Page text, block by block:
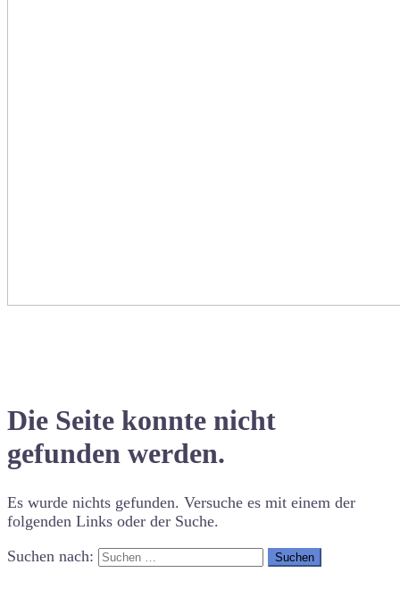
Die Seite konnte nicht
gefunden werden.
Es wurde nichts gefunden. Versuche es mit einem der
folgenden Links oder der Suche.
Suchen nach: